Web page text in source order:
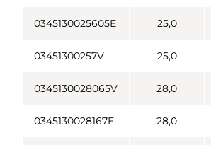
0345130025605E 25,0
03451300257V 25,0
0345130028065V 28,0
0345130028167E 28,0